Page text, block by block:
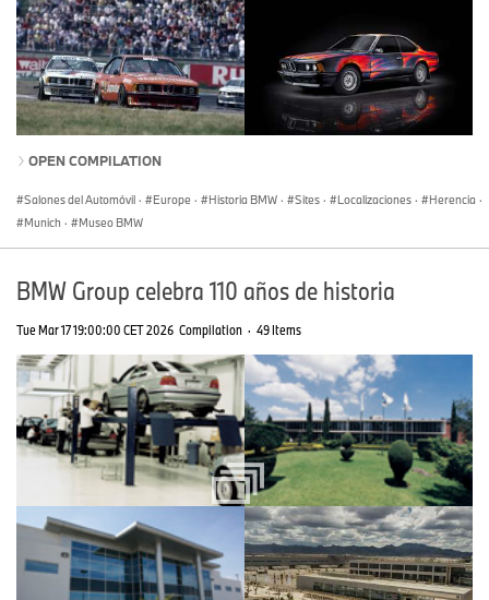
OPEN COMPILATION
Salones del Automóvil · Europe · Historia BMW · Sites · Localizaciones · Herencia ·
Munich · Museo BMW
BMW Group celebra 110 años de historia
Tue Mar 17 19:00:00 CET 2026 Compilation · 49 Items